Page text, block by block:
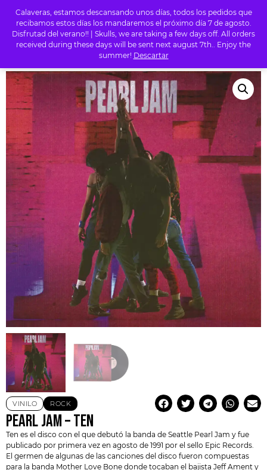
Calaveras, estamos descansando unos días, todos los pedidos que
recibamos estos días los mandaremos el próximo día 7 de agosto.
Disfrutad del verano!! | Skulls, we are taking a few days off. All orders
received during these days will be sent next august 7th.. Enjoy the
summer! Descartar
0
TIENDA/ROCK/ PEARL JAM – TEN
VINILO ROCK
PEARL JAM – TEN
Ten es el disco con el que debutó la banda de Seattle Pearl Jam y fue
publicado por primera vez en agosto de 1991 por el sello Epic Records.
El germen de algunas de las canciones del disco fueron compuestas
para la banda Mother Love Bone donde tocaban el bajista Jeff Ament y